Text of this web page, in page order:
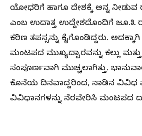
ಯೋಧರಿಗೆ ಹಾಗೂ ದೇಶಕ್ಕೆ ಅನ್ನ ನೀಡುವ
ಎಂಬ ಉದಾತ್ತ ಉದ್ದೇಶದೊಂದಿಗೆ ಜೂ.೩
ಕಠಿಣ ತಪಸ್ಸನ್ನು ಕೈಗೊಂಡಿದ್ದರು.
ಮಂಟಪದ ಮುಖ್ಯದ್ವಾರವನ್ನು ಕಲ್ಲು
ಸಂಪೂರ್ಣವಾಗಿ ಮುಚ್ಚಲಾಗಿತ್ತು.
ಕೊನೆಯ ದಿನವಾದ್ದರಿಂದ, ನಾಡಿನ ವಿವಿಧ
ವಿವಿಧಾನಗಳನ್ನು ನೆರವೇರಿಸಿ ಮಂಟಪದ